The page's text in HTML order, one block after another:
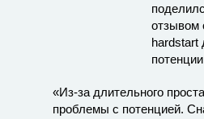
«Из-за длительного
проблемы с потенцией.